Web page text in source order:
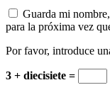
Guarda mi
para la próxima vez
Por favor, introduce
3 + diecisiete =